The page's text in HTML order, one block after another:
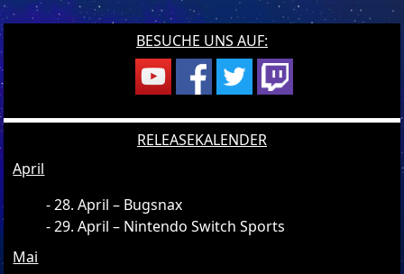
BESUCHE UNS AUF:
RELEASEKALENDER
April
28. April – Bugsnax
29. April – Nintendo Switch Sports
Mai